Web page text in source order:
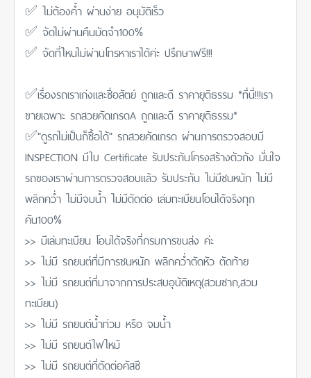
✅ ไม่ต้องค้ำ ผ่านง่าย อนุมัติเร็ว
✅ จัดไม่ผ่านคืนมัดจำ100%
✅ จัดที่ไหนไม่ผ่านโทรหาเราได้ค่ะ ปรึกษาฟรี!!!
✅เรื่องรถเราเก่งและซื่อสัตย์ ถูกและดี ราคายุติธรรม *ที่นี่!!!เรา
ขายเฉพาะ รถสวยคัดเกรดA ถูกและดี ราคายุติธรรม*
✅"ดูรถไม่เป็นก็ซื้อได้" รถสวยคัดเกรด ผ่านการตรวจสอบมี
INSPECTION มีใบ Certificate รับประกันโครงสร้างตัวถัง มั่่นใจ
รถของเราผ่านการตรวจสอบแล้ว รับประกัน ไม่มีชนหนัก ไม่มี
พลิกคว่ำ ไม่มีจมน้ำ ไม่มีตัดต่อ เล่มทะเบียนโอนได้จริงทุก
คัน100%
>> มีเล่มทะเบียน โอนได้จริงที่กรมการขนส่ง ค่ะ
>> ไม่มี รถยนต์ที่มีการชนหนัก พลิกคว่ำตัดหัว ตัดท้าย
>> ไม่มี รถยนต์ที่มาจากการประสบอุบัติเหตุ(สวมซาก,สวม
ทะเบียน)
>> ไม่มี รถยนต์น้ำท่วม หรือ จมน้ำ
>> ไม่มี รถยนต์ไฟไหม้
>> ไม่มี รถยนต์ที่ตัดต่อคัสซี